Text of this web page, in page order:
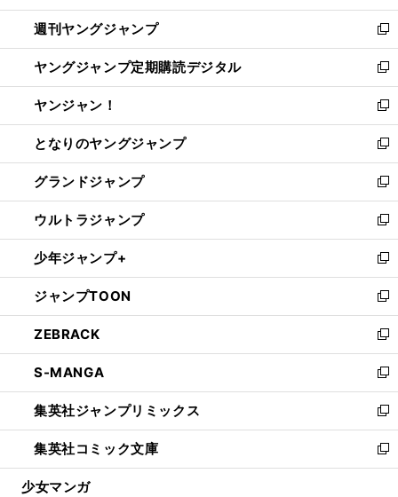
開
く
ウ
で
開
く
ン
ド
ウ
で
開
く
ウ
ィ
ン
ド
ウ
で
開
く
週刊ヤングジャンプ
新
し
い
ウ
ィ
ン
ド
ウ
で
開
く
ヤングジャンプ定期購読デジタル
新
し
い
ウ
ィ
ン
ド
ウ
で
開
く
ヤンジャン！
新
し
い
ウ
ィ
ン
ド
ウ
で
開
く
となりのヤングジャンプ
新
し
い
ウ
ィ
ン
ド
ウ
で
開
く
グランドジャンプ
新
し
い
ウ
ィ
ン
ド
ウ
で
開
く
ウルトラジャンプ
新
し
い
ウ
ィ
ン
ド
ウ
で
開
く
少年ジャンプ+
新
し
い
ウ
ィ
ン
ド
ウ
で
開
く
ジャンプTOON
新
し
い
ウ
ィ
ン
ド
ウ
で
開
ZEBRACK
新
し
い
ウ
ィ
ン
ド
ウ
S-MANGA
新
し
い
ウ
ィ
ン
集英社ジャンプリミックス
新
し
い
ウ
集英社コミック文庫
新
し
少女マンガ